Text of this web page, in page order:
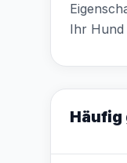
Ihr Hund
Häufig